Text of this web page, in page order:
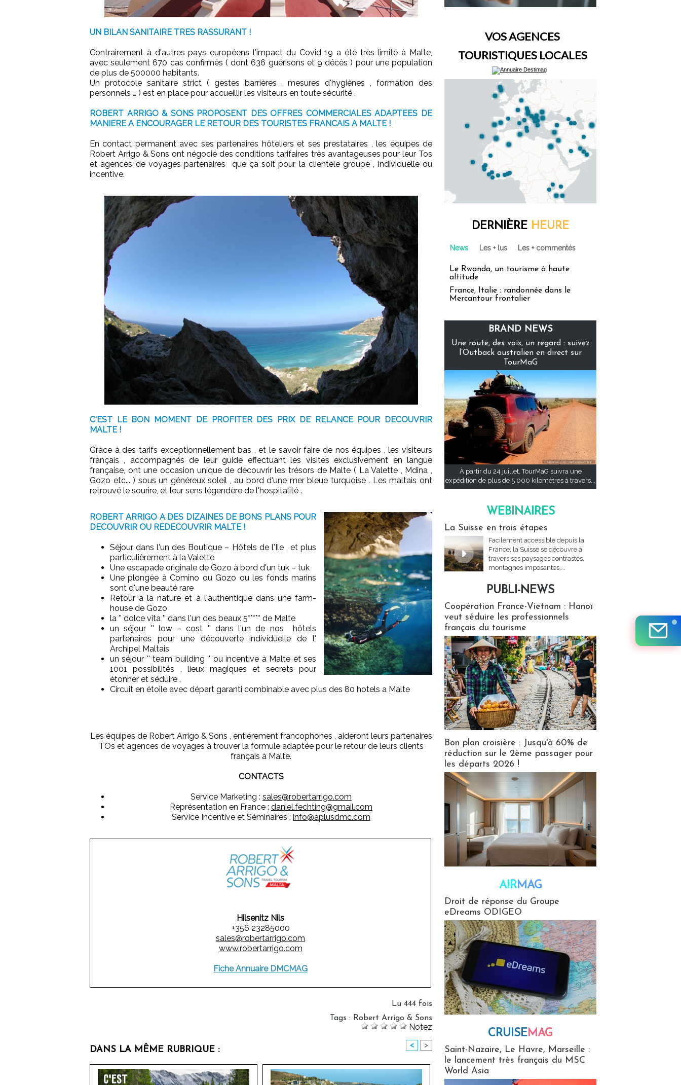
UN BILAN SANITAIRE TRES RASSURANT !
Contrairement à d'autres pays européens l'impact du Covid 19 a été très limité à Malte,
avec seulement 670 cas confirmés ( dont 636 guérisons et 9 décès ) pour une population
de plus de 500000 habitants.
Un protocole sanitaire strict ( gestes barrières , mesures d'hygiènes , formation des
personnels … ) est en place pour accueillir les visiteurs en toute sécurité .
ROBERT ARRIGO & SONS PROPOSENT DES OFFRES COMMERCIALES ADAPTEES DE
MANIERE A ENCOURAGER LE RETOUR DES TOURISTES FRANCAIS A MALTE !
En contact permanent avec ses partenaires hôteliers et ses prestataires , les équipes de
Robert Arrigo & Sons ont négocié des conditions tarifaires très avantageuses pour leur Tos
et agences de voyages partenaires que ça soit pour la clientèle groupe , individuelle ou
incentive.
C'EST LE BON MOMENT DE PROFITER DES PRIX DE RELANCE POUR DECOUVRIR
MALTE !
Grâce à des tarifs exceptionnellement bas , et le savoir faire de nos équipes , les visiteurs
français , accompagnés de leur guide effectuant les visites exclusivement en langue
française, ont une occasion unique de découvrir les trésors de Malte ( La Valette , Mdina ,
Gozo etc... ) sous un généreux soleil , au bord d'une mer bleue turquoise . Les maltais ont
retrouvé le sourire, et leur sens légendère de l'hospitalité .
ROBERT ARRIGO A DES DIZAINES DE BONS PLANS POUR
DECOUVRIR OU REDECOUVRIR MALTE !
Séjour dans l'un des Boutique – Hôtels de l'Ile , et plus
particulièrement à la Valette
Une escapade originale de Gozo à bord d'un tuk – tuk
Une plongée à Comino ou Gozo ou les fonds marins
sont d'une beauté rare
Retour à la nature et à l'authentique dans une farm-
house de Gozo
la '' dolce vita '' dans l'un des beaux 5***** de Malte
un séjour '' low – cost '' dans l'un de nos hôtels
partenaires pour une découverte individuelle de l'
Archipel Maltais
un séjour '' team building '' ou incentive à Malte et ses
1001 possibilités , lieux magiques et secrets pour
étonner et séduire .
Circuit en étoile avec départ garanti combinable avec plus des 80 hotels a Malte
Les équipes de Robert Arrigo & Sons , entièrement francophones , aideront leurs partenaires
TOs et agences de voyages à trouver la formule adaptée pour le retour de leurs clients
français à Malte.
CONTACTS
Service Marketing : sales@robertarrigo.com
Représentation en France : daniel.fechting@gmail.com
Service Incentive et Séminaires : info@aplusdmc.com
Hilsenitz Nils
+356 23285000
sales@robertarrigo.com
www.robertarrigo.com
Fiche Annuaire DMCMAG
Lu 444 fois
Tags : Robert Arrigo & Sons
Notez
DANS LA MÊME RUBRIQUE : < >
VOS AGENCES
TOURISTIQUES LOCALES
DERNIÈRE HEURE
News Les + lus Les + commentés
Le Rwanda, un tourisme à haute
altitude
France, Italie : randonnée dans le
Mercantour frontalier
BRAND NEWS
Une route, des voix, un regard : suivez
l’Outback australien en direct sur
TourMaG
À partir du 24 juillet, TourMaG suivra une
expédition de plus de 5 000 kilomètres à travers...
WEBINAIRES
La Suisse en trois étapes
Facilement accessible depuis la
France, la Suisse se découvre à
travers ses paysages contrastés,
montagnes imposantes,...
PUBLI-NEWS
Coopération France-Vietnam : Hanoï
veut séduire les professionnels
français du tourisme
Bon plan croisière : Jusqu'à 60% de
réduction sur le 2ème passager pour
les départs 2026 !
AIRMAG
Droit de réponse du Groupe
eDreams ODIGEO
CRUISEMAG
Saint-Nazaire, Le Havre, Marseille :
le lancement très français du MSC
World Asia